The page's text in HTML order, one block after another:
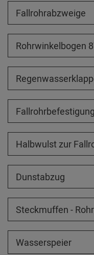
Fallrohrabzweige
Rohrwinkelbogen
Fallrohrbefestigung
Halbwulst zur
Dunstabzug
Steckmuffen -
Wasserspeier